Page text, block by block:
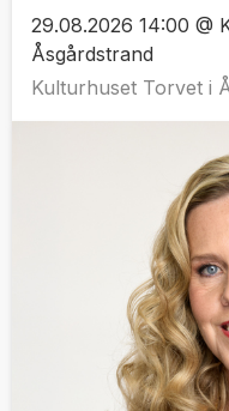
29.08.2026 14:00 @
Åsgårdstrand
Kulturhuset Torvet i